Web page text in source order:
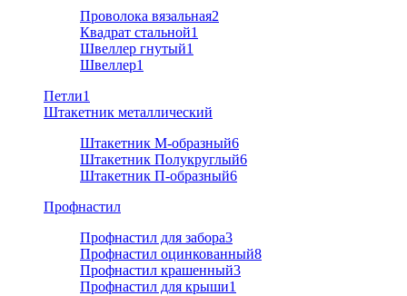
Проволока вязальная2
Квадрат стальной1
Швеллер гнутый1
Швеллер1
Петли1
Штакетник металлический
Штакетник М-образный6
Штакетник Полукруглый6
Штакетник П-образный6
Профнастил
Профнастил для забора3
Профнастил оцинкованный8
Профнастил крашенный3
Профнастил для крыши1